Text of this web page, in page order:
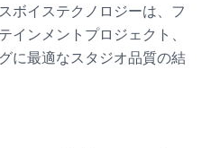
ボイステクノロジーは、フ
インメントプロジェクト、
に最適なスタジオ品質の結